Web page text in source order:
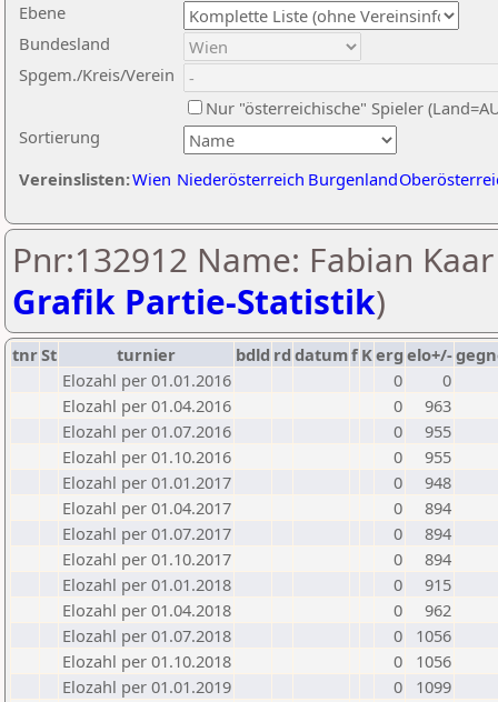
Ebene
Sortierung
Bundesland
Spgem./Kreis/Verein
Nur "österreichische" Spieler
Vereinslisten:Wien Niederösterreich Burgenland
Pnr:132912 Name: Fabian
Grafik Partie-Statistik)
tnrSt turnier bdld rd datumf Kerg elo+/-
Elozahl per 01.01.2016
0
0
Elozahl per 01.04.2016
0
963
Elozahl per 01.07.2016
0
955
Elozahl per 01.10.2016
0
955
Elozahl per 01.01.2017
0
948
Elozahl per 01.04.2017
0
894
Elozahl per 01.07.2017
0
894
Elozahl per 01.10.2017
0
894
Elozahl per 01.01.2018
0
915
Elozahl per 01.04.2018
0
962
Elozahl per 01.07.2018
0
1056
Elozahl per 01.10.2018
0
1056
Elozahl per 01.01.2019
0
1099